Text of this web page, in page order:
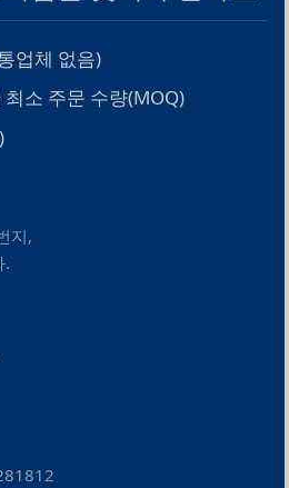
업체 없음)
소 주문 수량(MOQ)
지,
.